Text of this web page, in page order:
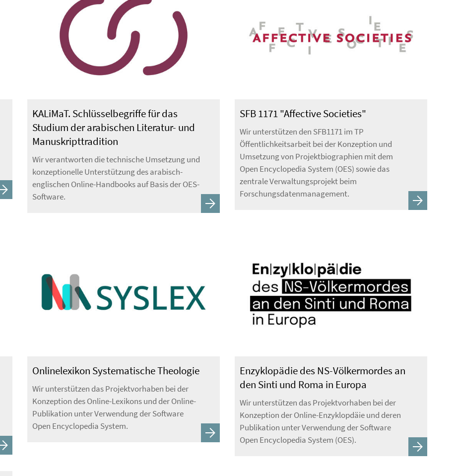
KALiMaT. Schlüsselbegriffe für das
Studium der arabischen Literatur- und
Manuskripttradition
Wir verantworten die technische Umsetzung und
konzeptionelle Unterstützung des arabisch-
englischen Online-Handbooks auf Basis der OES-
Software.
SFB 1171 "Affective Societies"
Wir unterstützen den SFB1171 im TP
Öffentlichkeitsarbeit bei der Konzeption und
Umsetzung von Projektbiographien mit dem
Open Encyclopedia System (OES) sowie das
zentrale Verwaltungsprojekt beim
Forschungsdatenmanagement.
Onlinelexikon Systematische Theologie
Wir unterstützen das Projektvorhaben bei der
Konzeption des Online-Lexikons und der Online-
Publikation unter Verwendung der Software
Open Encyclopedia System.
Enzyklopädie des NS-Völkermordes an
den Sinti und Roma in Europa
Wir unterstützen das Projektvorhaben bei der
Konzeption der Online-Enzyklopdäie und deren
Publikation unter Verwendung der Software
Open Encyclopedia System (OES).